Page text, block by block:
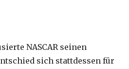
NASCAR seinen
sich stattdessen für